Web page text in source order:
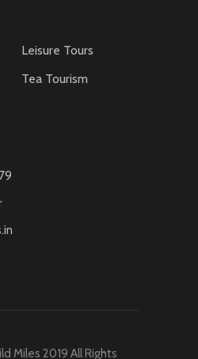
Leisure Tours
Tea Tourism
Miles 2019 All Rights